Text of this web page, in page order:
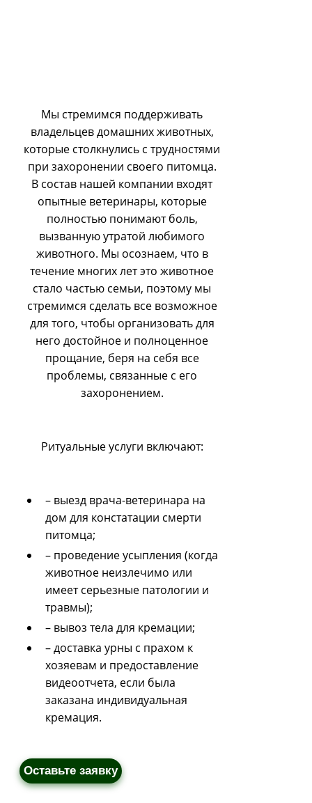
Мы стремимся поддерживать
владельцев домашних животных,
которые столкнулись с трудностями
при захоронении своего питомца.
В состав нашей компании входят
опытные ветеринары, которые
полностью понимают боль,
вызванную утратой любимого
животного. Мы осознаем, что в
течение многих лет это животное
стало частью семьи, поэтому мы
стремимся сделать все возможное
для того, чтобы организовать для
него достойное и полноценное
прощание, беря на себя все
проблемы, связанные с его
захоронением.
Ритуальные услуги включают:
– выезд врача-ветеринара на
дом для констатации смерти
питомца;
– проведение усыпления (когда
животное неизлечимо или
имеет серьезные патологии и
травмы);
– вывоз тела для кремации;
– доставка урны с прахом к
хозяевам и предоставление
видеоотчета, если была
заказана индивидуальная
кремация.
Оставьте заявку